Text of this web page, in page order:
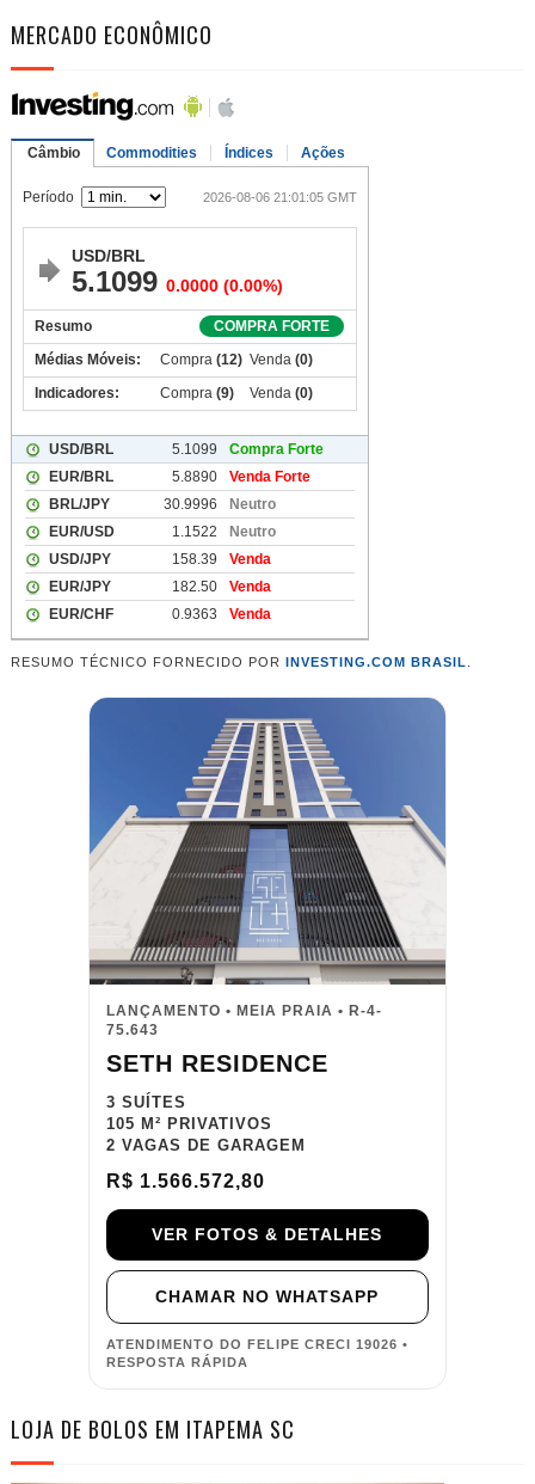
MERCADO ECONÔMICO
RESUMO TÉCNICO FORNECIDO POR INVESTING.COM BRASIL
LANÇAMENTO • MEIA PRAIA • R-4-
75.643
SETH RESIDENCE
3 SUÍTES
105 M² PRIVATIVOS
2 VAGAS DE GARAGEM
R$ 1.566.572,80
VER FOTOS & DETALHES
CHAMAR NO WHATSAPP
ATENDIMENTO DO FELIPE CRECI 19026 •
RESPOSTA RÁPIDA
LOJA DE BOLOS EM ITAPEMA SC